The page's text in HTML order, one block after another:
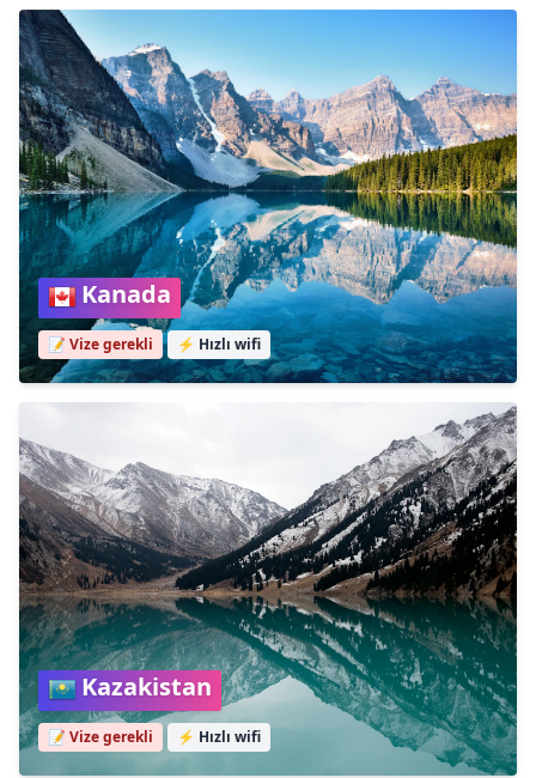
Kanada
📝 Vize gerekli ⚡ Hızlı wifi
Kazakistan
📝 Vize gerekli ⚡ Hızlı wifi